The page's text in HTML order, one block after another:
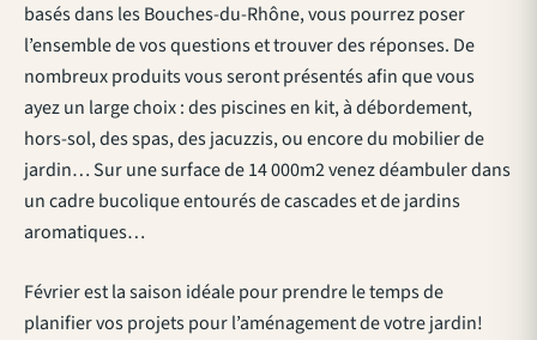
basés dans les Bouches-du-Rhône, vous pourrez poser
l’ensemble de vos questions et trouver des réponses. De
nombreux produits vous seront présentés afin que vous
ayez un large choix : des piscines en kit, à débordement,
hors-sol, des spas, des jacuzzis, ou encore du mobilier de
jardin… Sur une surface de 14 000m2 venez déambuler dans
un cadre bucolique entourés de cascades et de jardins
aromatiques…
Février est la saison idéale pour prendre le temps de
planifier vos projets pour l’aménagement de votre jardin!